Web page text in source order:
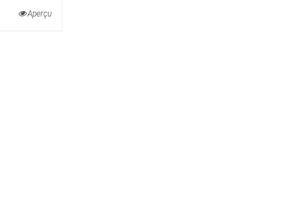
Aperçu